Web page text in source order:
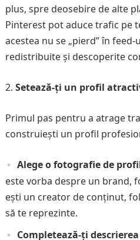
plus, spre deosebire de alte
Pinterest pot aduce trafic pe
acestea nu se „pierd” în
redistribuite și descoperite
Setează-ți un profil
Primul pas pentru a atrage
construiești un profil
Alege o fotografie de
este vorba despre un brand,
ești un creator de conținut,
să te reprezinte.
Completează-ți